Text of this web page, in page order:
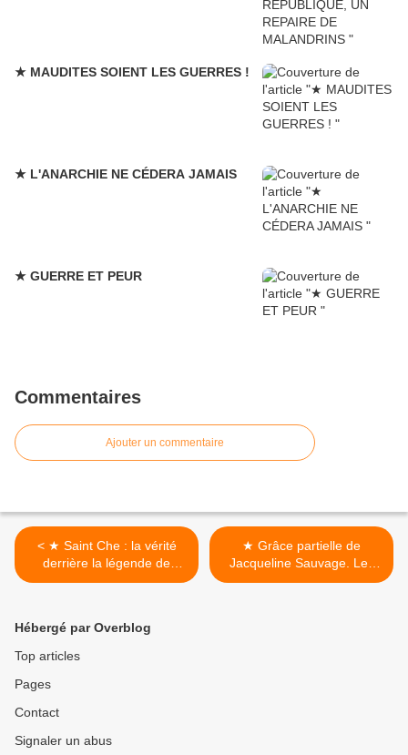
★ MAUDITES SOIENT LES GUERRES !
★ L'ANARCHIE NE CÉDERA JAMAIS
★ GUERRE ET PEUR
Commentaires
Ajouter un commentaire
< ★ Saint Che : la vérité
derrière la légende de
l’héroïque guérillero,
★ Grâce partielle de
Jacqueline Sauvage. Les
femmes ne doivent plus
Hébergé par Overblog
Top articles
Pages
Contact
Signaler un abus